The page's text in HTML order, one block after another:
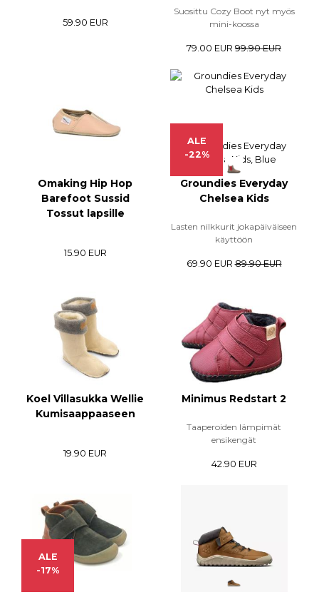
59.90 EUR
Suosittu Cozy Boot nyt myös
mini-koossa
79.00 EUR 99.90 EUR
Omaking Hip Hop
Barefoot Sussid
Tossut lapsille
15.90 EUR
ALE
-22%
Groundies Everyday
Chelsea Kids
Lasten nilkkurit jokapäiväiseen
käyttöön
69.90 EUR 89.90 EUR
Koel Villasukka Wellie
Kumisaappaaseen
19.90 EUR
Minimus Redstart 2
Taaperoiden lämpimät
ensikengät
42.90 EUR
ALE
-17%